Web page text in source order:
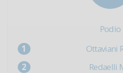
Podio
Ottaviani
Redaelli